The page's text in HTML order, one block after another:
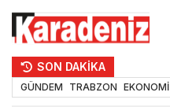
SON DAKİKA
GÜNDEM TRABZON EKONOMİ